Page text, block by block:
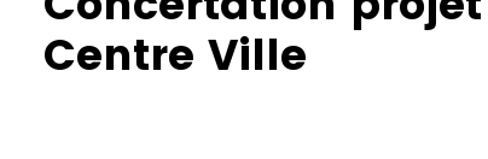
Centre Ville